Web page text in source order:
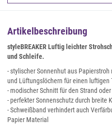
Artikelbeschreibung
styleBREAKER Luftig leichter
und Schleife.
- stylischer Sonnenhut aus
und Lüftungslöchern für einen luftigen
- modischer Schnitt für den Strand
- perfekter Sonnenschutz durch breite
- Schweißband verhindert auch
Papier Material